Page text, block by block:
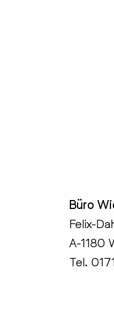
Büro
Felix-
A-1180
Tel.